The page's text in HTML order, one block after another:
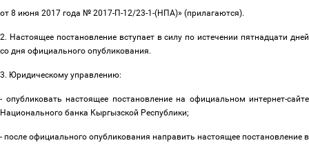
от 8 июня 2017 года № 2017-П-12/23-1-(НПА)» (прилагаются).
2. Настоящее постановление вступает в силу по истечении пятнадцати дней
со дня официального опубликования.
3. Юридическому управлению:
- опубликовать настоящее постановление на официальном интернет-сайте
Национального банка Кыргызской Республики;
- после официального опубликования направить настоящее постановление в